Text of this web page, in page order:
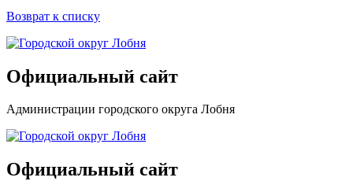
Возврат к списку
Официальный сайт
Администрации городского округа Лобня
Официальный сайт